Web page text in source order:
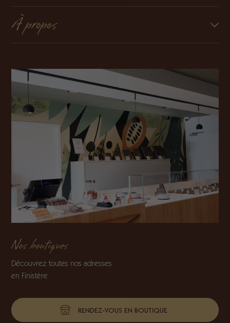
À propos
Nos boutiques
Découvrez toutes nos adresses
en Finistère
RENDEZ-VOUS EN BOUTIQUE